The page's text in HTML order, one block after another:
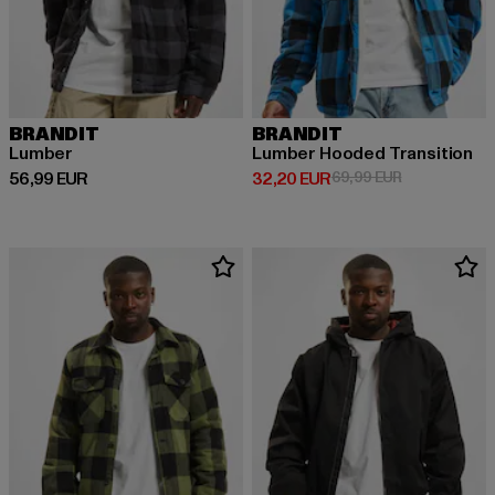
BRANDIT
Lumber
56,99 EUR
Derzeitiger Preis: 56,99 EUR
BRANDIT
Lumber Hooded Transition
32,20 EUR
Derzeitiger Preis: 32,20 EUR
69,99 EURAktionspreis: